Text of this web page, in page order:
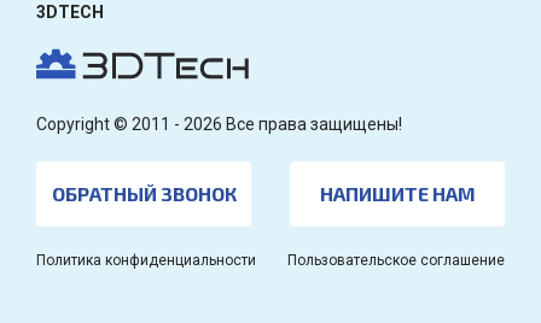
3DTECH
Copyright © 2011 - 2026 Все права защищены!
ОБРАТНЫЙ ЗВОНОК НАПИШИТЕ НАМ
Политика конфиденциальности Пользовательское соглашение